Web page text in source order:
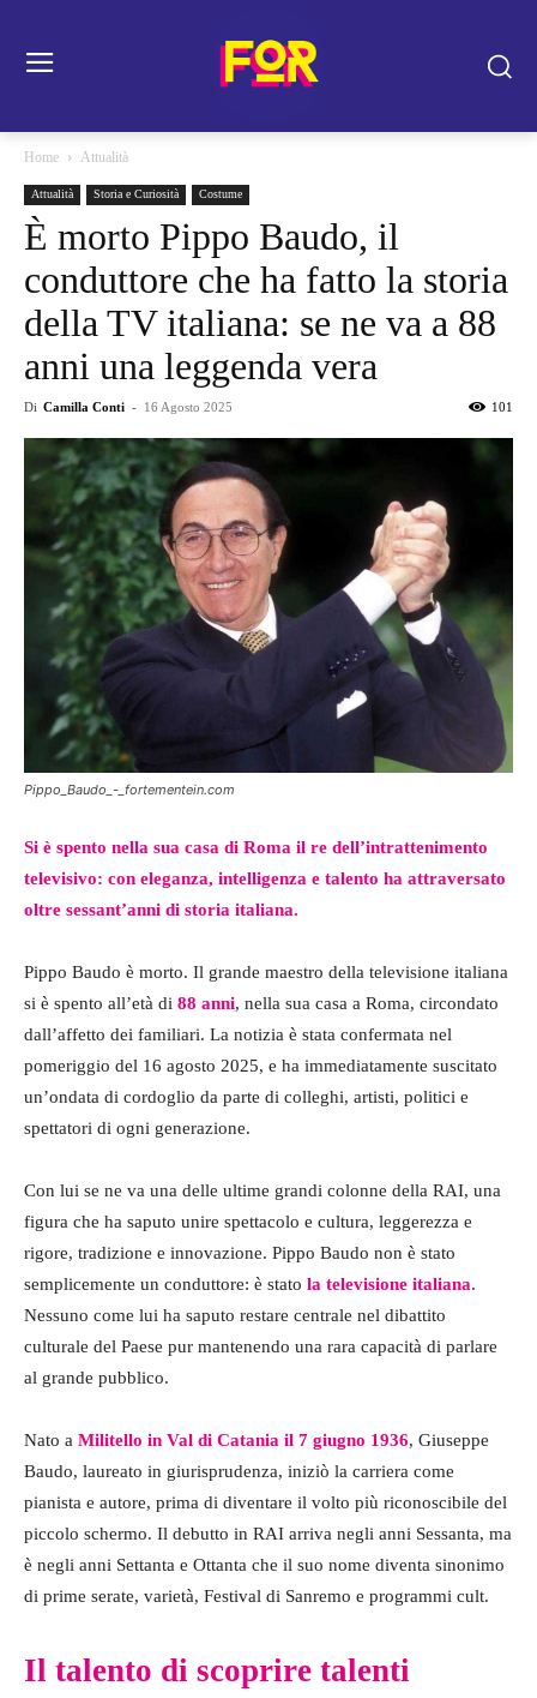
Home Attualità
Attualità Storia e Curiosità Costume
È morto Pippo Baudo, il
conduttore che ha fatto la storia
della TV italiana: se ne va a 88
anni una leggenda vera
Di Camilla Conti - 16 Agosto 2025 101
Pippo_Baudo_-_fortementein.com
Si è spento nella sua casa di Roma il re dell’intrattenimento
televisivo: con eleganza, intelligenza e talento ha attraversato
oltre sessant’anni di storia italiana.
Pippo Baudo è morto. Il grande maestro della televisione italiana
si è spento all’età di 88 anni, nella sua casa a Roma, circondato
dall’affetto dei familiari. La notizia è stata confermata nel
pomeriggio del 16 agosto 2025, e ha immediatamente suscitato
un’ondata di cordoglio da parte di colleghi, artisti, politici e
spettatori di ogni generazione.
Con lui se ne va una delle ultime grandi colonne della RAI, una
figura che ha saputo unire spettacolo e cultura, leggerezza e
rigore, tradizione e innovazione. Pippo Baudo non è stato
semplicemente un conduttore: è stato la televisione italiana.
Nessuno come lui ha saputo restare centrale nel dibattito
culturale del Paese pur mantenendo una rara capacità di parlare
al grande pubblico.
Nato a Militello in Val di Catania il 7 giugno 1936, Giuseppe
Baudo, laureato in giurisprudenza, iniziò la carriera come
pianista e autore, prima di diventare il volto più riconoscibile del
piccolo schermo. Il debutto in RAI arriva negli anni Sessanta, ma
è negli anni Settanta e Ottanta che il suo nome diventa sinonimo
di prime serate, varietà, Festival di Sanremo e programmi cult.
Il talento di scoprire talenti